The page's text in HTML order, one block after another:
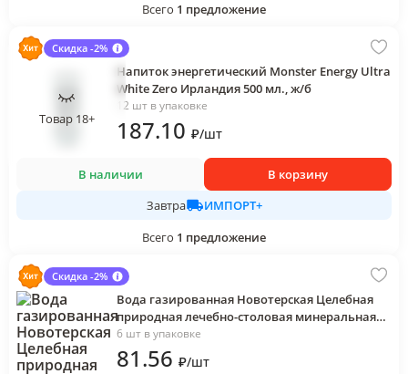
Всего 1 предложение
Скидка -2%
Товар 18+
Напиток энергетический Monster Energy Ultra
White Zero Ирландия 500 мл., ж/б
12 шт в упаковке
187.10 ₽/шт
В наличии
В корзину
Завтра
ИМПОРТ+
Всего 1 предложение
Скидка -2%
Вода газированная Новотерская Целебная
природная лечебно-столовая минеральная
1,5 л., ПЭТ
6 шт в упаковке
81.56 ₽/шт